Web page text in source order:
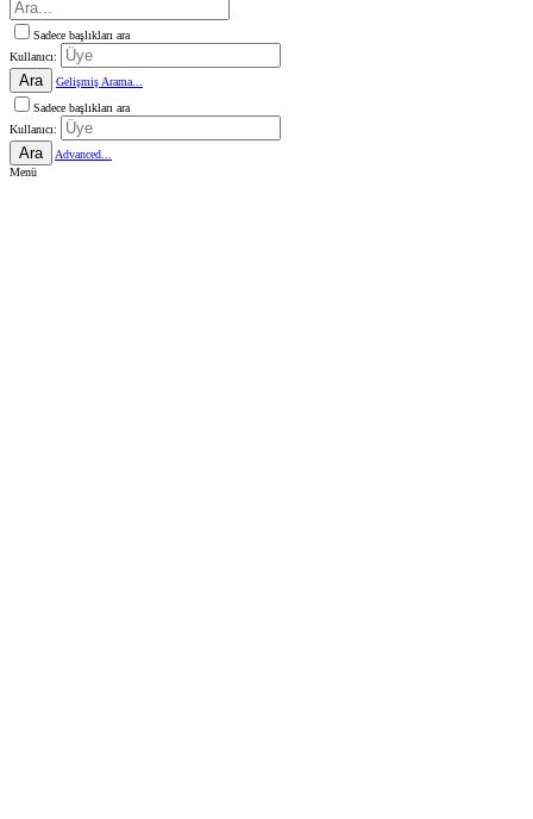
Sadece başlıkları ara
Kullanıcı:
Ara
Gelişmiş Arama...
Sadece başlıkları ara
Kullanıcı:
Ara
Advanced...
Menü